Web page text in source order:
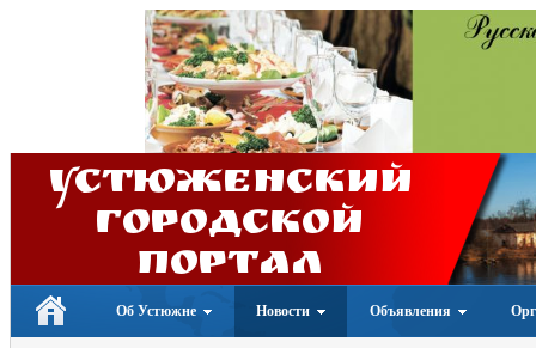
Устюженский
Городской
портал
Об Устюжне Новости Объявления